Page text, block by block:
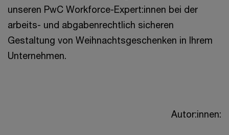
unseren PwC Workforce-Expert:innen bei der
arbeits- und abgabenrechtlich sicheren
Gestaltung von Weihnachtsgeschenken in Ihrem
Unternehmen.
Autor:innen: